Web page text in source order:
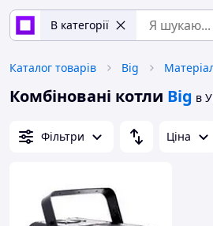
В категорії
Каталог товарів Big
Комбіновані котли Big в
Фільтри Ціна